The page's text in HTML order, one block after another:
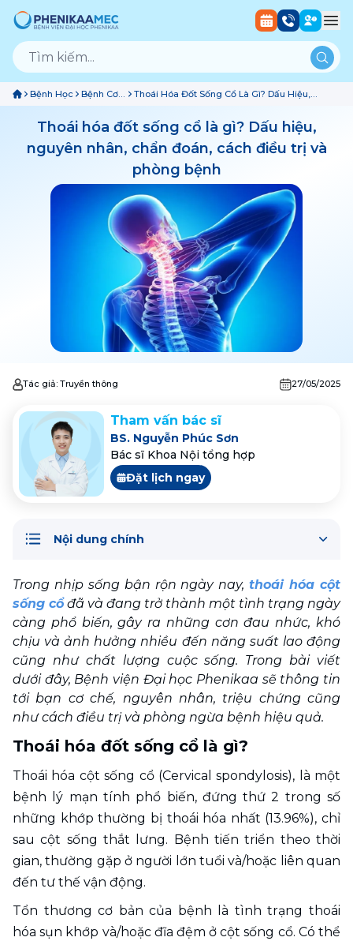
Bệnh Học
Bệnh Cơ
Xương
Khớp
Thoái Hóa Đốt Sống Cổ Là Gì? Dấu Hiệu,
Phòng Bệnh
Thoái hóa đốt sống cổ là gì? Dấu hiệu,
nguyên nhân, chẩn đoán, cách điều trị và
phòng bệnh
Tác giả: Truyền thông 27/05/2025
Tham vấn bác sĩ
BS. Nguyễn Phúc Sơn
Bác sĩ Khoa Nội tổng hợp
Đặt lịch ngay
Nội dung chính
Trong nhịp sống bận rộn ngày nay, thoái hóa cột
sống cổ đã và đang trở thành một tình trạng ngày
càng phổ biến, gây ra những cơn đau nhức, khó
chịu và ảnh hưởng nhiều đến năng suất lao động
cũng như chất lượng cuộc sống. Trong bài viết
dưới đây, Bệnh viện Đại học Phenikaa sẽ thông tin
tới bạn cơ chế, nguyên nhân, triệu chứng cũng
như cách điều trị và phòng ngừa bệnh hiệu quả.
Thoái hóa đốt sống cổ là gì?
Thoái hóa cột sống cổ (Cervical spondylosis), là một
bệnh lý mạn tính phổ biến, đứng thứ 2 trong số
những khớp thường bị thoái hóa nhất (13.96%), chỉ
sau cột sống thắt lưng. Bệnh tiến triển theo thời
gian, thường gặp ở người lớn tuổi và/hoặc liên quan
đến tư thế vận động.
Tổn thương cơ bản của bệnh là tình trạng thoái
hóa sụn khớp và/hoặc đĩa đệm ở cột sống cổ. Có thể